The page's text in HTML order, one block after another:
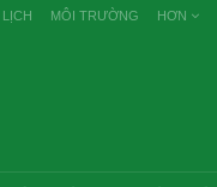
LỊCH MÔI TRƯỜNG HƠN